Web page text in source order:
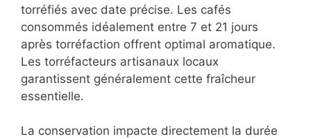
torréfiés avec date précise. Les cafés
consommés idéalement entre 7 et 21 jours
après torréfaction offrent optimal aromatique.
Les torréfacteurs artisanaux locaux
garantissent généralement cette fraîcheur
essentielle.
La conservation impacte directement la durée